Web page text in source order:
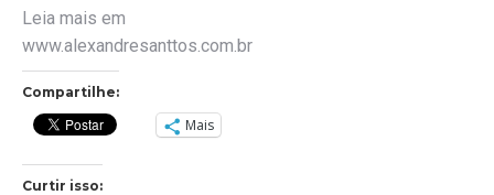
Leia mais em
www.alexandresanttos.com.br
Compartilhe:
Mais
Curtir isso: